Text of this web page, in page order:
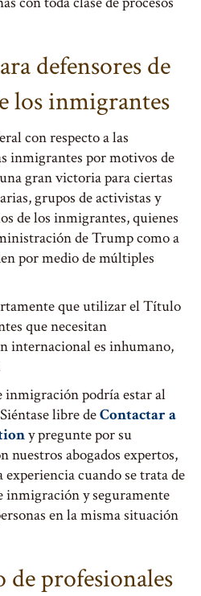
defensores de
los inmigrantes
con respecto a las
inmigrantes por motivos de
gran victoria para ciertas
grupos de activistas y
de los inmigrantes, quienes
de Trump como a
por medio de múltiples
que utilizar el Título
que necesitan
internacional es inhumano,
inmigración podría estar al
libre deContactar a
y pregunte por su
abogados expertos,
cuando se trata de
inmigración y seguramente
en la misma situación
de profesionales